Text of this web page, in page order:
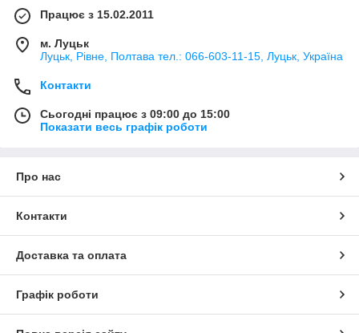
Працює з 15.02.2011
м. Луцьк
Луцьк, Рівне, Полтава тел.: 066-603-11-15, Луцьк, Україна
Контакти
Сьогодні працює з 09:00 до 15:00
Показати весь графік роботи
Про нас
Контакти
Доставка та оплата
Графік роботи